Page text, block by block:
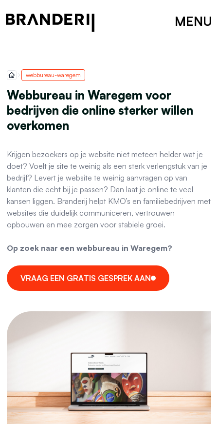
MENU
webbureau-waregem
Webbureau in Waregem voor
bedrijven die online sterker willen
overkomen
Krijgen bezoekers op je website niet meteen helder wat je
doet? Voelt je site te weinig als een sterk verlengstuk van je
bedrijf? Levert je website te weinig aanvragen op van
klanten die echt bij je passen? Dan laat je online te veel
kansen liggen. Branderij helpt KMO’s en familiebedrijven met
websites die duidelijk communiceren, vertrouwen
opbouwen en mee zorgen voor stabiele groei.
Op zoek naar een webbureau in Waregem?
VRAAG EEN GRATIS GESPREK AAN